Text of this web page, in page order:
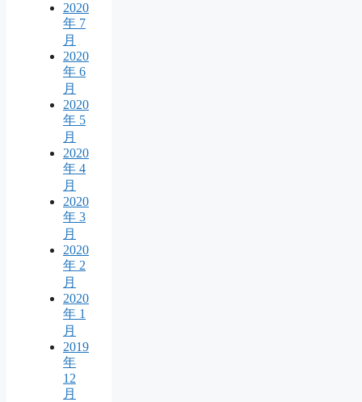
2020
年 7
月
2020
年 6
月
2020
年 5
月
2020
年 4
月
2020
年 3
月
2020
年 2
月
2020
年 1
月
2019
年
12
月